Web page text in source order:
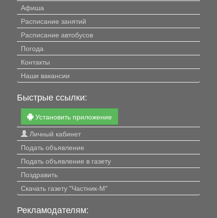
Афиша
Расписание занятий
Расписание автобусов
Погода
Контакты
Наши вакансии
Быстрые ссылки:
Установить приложение
Личный кабинет
Подать объявление
Подать объявление в газету
Поздравить
Скачать газету "Частник-М"
Рекламодателям: